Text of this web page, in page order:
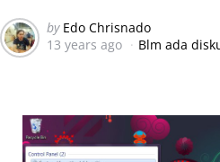
Posted
by
by Edo Chrisnado
13 years ago
Blm ada